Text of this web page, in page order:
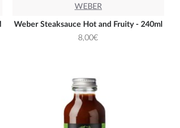
WEBER
Weber Steaksauce Hot and Fruity - 240ml
8,00€